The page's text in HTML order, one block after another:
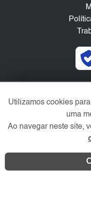
Utilizamos cookies
uma
Ao navegar neste site,